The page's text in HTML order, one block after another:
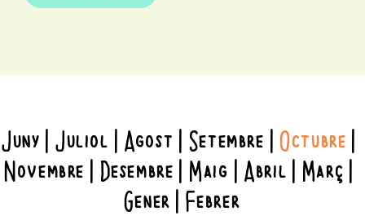
Juny Juliol Agost Setembre Octubre
Novembre Desembre Maig Abril Març
Gener Febrer